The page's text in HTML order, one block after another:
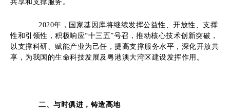
共享和支撑服务。
2020年，国家基因库将继续发挥公益性、开放性、支撑
性和引领性，积极响应“十三五”号召，推动核心技术创新突破，
以支撑科研、赋能产业为己任，提高支撑服务水平，深化开放共
享，为我国的生命科技发展及粤港澳大湾区建设发挥作用。
二、 与时俱进，铸造高地